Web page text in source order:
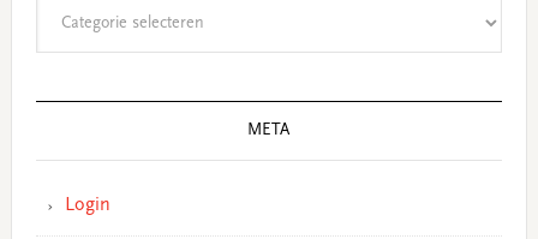
META
Login